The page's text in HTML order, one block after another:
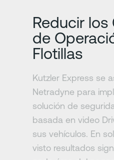
Reducir los
de
Flotillas
Kutzler Express se
Netradyne para
solución de
basada en video
sus vehículos. En
visto resultados